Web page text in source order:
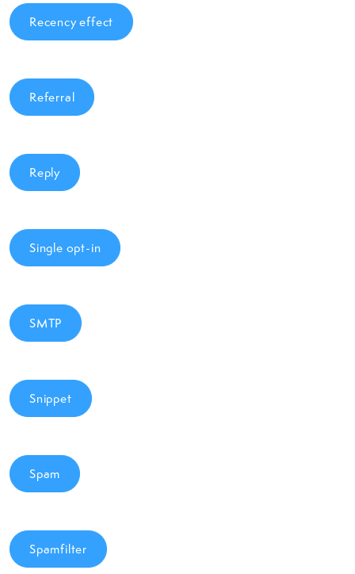
Recency effect
Referral
Reply
Single opt-in
SMTP
Snippet
Spam
Spamfilter